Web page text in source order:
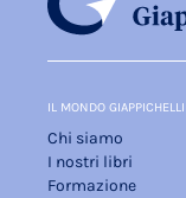
IL MONDO GIAPPICHELLI
Chi siamo
I nostri libri
Formazione